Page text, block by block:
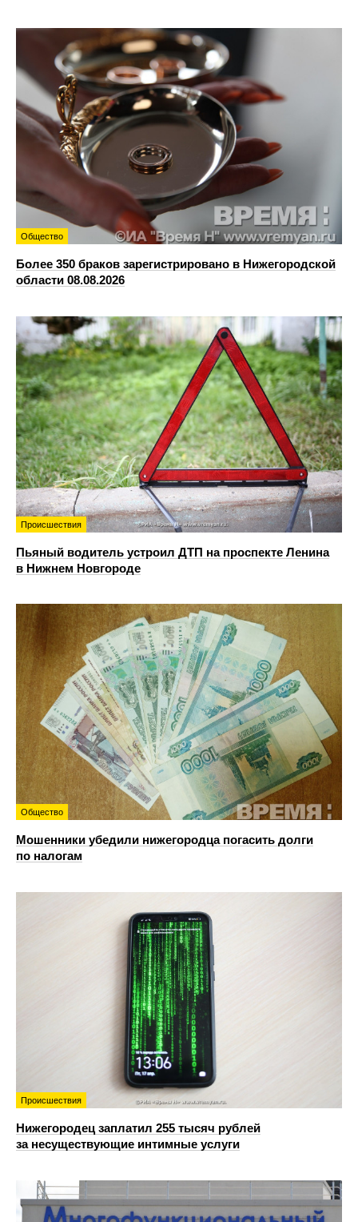
Общество
Более 350 браков зарегистрировано в Нижегородской
области 08.08.2026
Происшествия
Пьяный водитель устроил ДТП на проспекте Ленина
в Нижнем Новгороде
Общество
Мошенники убедили нижегородца погасить долги
по налогам
Происшествия
Нижегородец заплатил 255 тысяч рублей
за несуществующие интимные услуги